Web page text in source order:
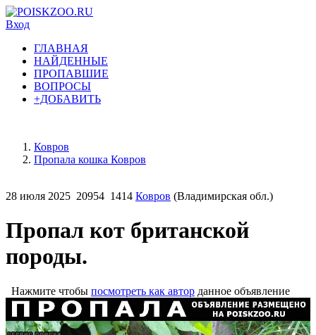
Вход
ГЛАВНАЯ
НАЙДЕННЫЕ
ПРОПАВШИЕ
ВОПРОСЫ
+ДОБАВИТЬ
Ковров
Пропала кошка Ковров
28 июля 2025 20954 1414 Ковров (Владимирская обл.)
Пропал кот британской
породы.
Нажмите чтобы посмотреть как автор данное объявление